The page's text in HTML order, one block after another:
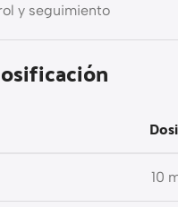
y seguimiento
10